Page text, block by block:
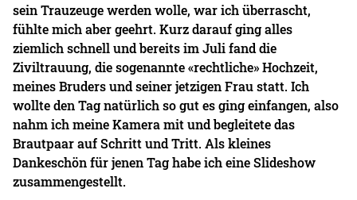
sein Trauzeuge werden wolle, war ich überrascht,
fühlte mich aber geehrt. Kurz darauf ging alles
ziemlich schnell und bereits im Juli fand die
Ziviltrauung, die sogenannte «rechtliche» Hochzeit,
meines Bruders und seiner jetzigen Frau statt. Ich
wollte den Tag natürlich so gut es ging einfangen, also
nahm ich meine Kamera mit und begleitete das
Brautpaar auf Schritt und Tritt. Als kleines
Dankeschön für jenen Tag habe ich eine Slideshow
zusammengestellt.